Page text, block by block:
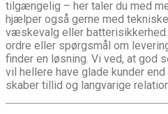
tilgængelig – her taler du med
hjælper også gerne med
væskevalg eller
ordre eller spørgsmål om
finder en løsning. Vi ved, at god
vil hellere have glade kunder
skaber tillid og langvarige